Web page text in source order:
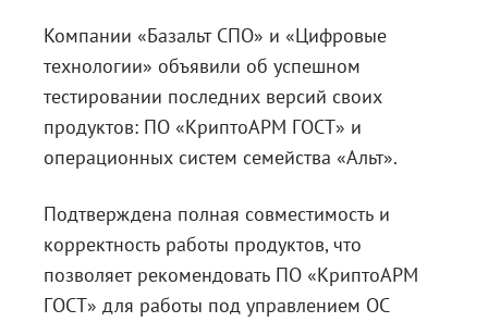
Документация
Получить КЭП
Магазин
Полная версия сайта
Компании «Базальт СПО» и «Цифровые
технологии» объявили об успешном
тестировании последних версий своих
продуктов: ПО «КриптоАРМ ГОСТ» и
операционных систем семейства «Альт».
Подтверждена полная совместимость и
корректность работы продуктов, что
позволяет рекомендовать ПО «КриптоАРМ
ГОСТ» для работы под управлением ОС